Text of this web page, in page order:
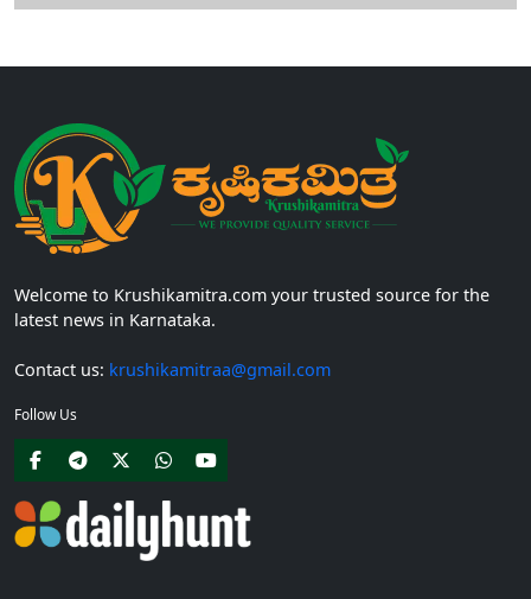
Welcome to Krushikamitra.com your trusted source for the
latest news in Karnataka.
Contact us: krushikamitraa@gmail.com
Follow Us